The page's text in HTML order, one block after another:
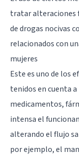
tratar alteraciones
de drogas nocivas
relacionados con
mujeres
Este es uno de los
tenidos en cuenta
medicamentos,
intensa el
alterando el flujo
por ejemplo, el